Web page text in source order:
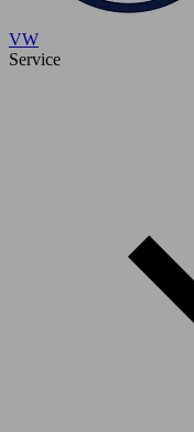
VW
Service